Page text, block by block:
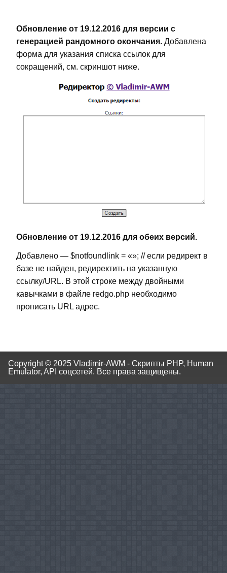
Обновление от 19.12.2016 для версии с
генерацией рандомного окончания. Добавлена
форма для указания списка ссылок для
сокращений, см. скриншот ниже.
Обновление от 19.12.2016 для обеих версий.
Добавлено — $notfoundlink = «»; // если редирект в
базе не найден, редиректить на указанную
ссылку/URL. В этой строке между двойными
кавычками в файле redgo.php необходимо
прописать URL адрес.
Copyright © 2025 Vladimir-AWM - Скрипты PHP, Human
Emulator, API соцсетей. Все права защищены.